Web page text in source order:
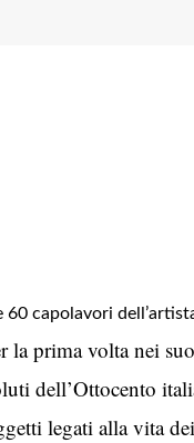
capolavori
la prima volta nei
dell’Ottocento
legati alla vita